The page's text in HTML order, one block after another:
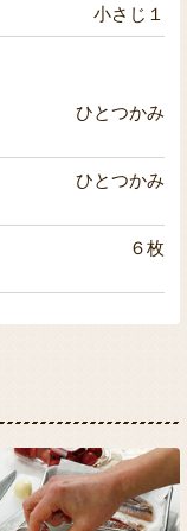
小さじ１
ひとつかみ
ひとつかみ
６枚